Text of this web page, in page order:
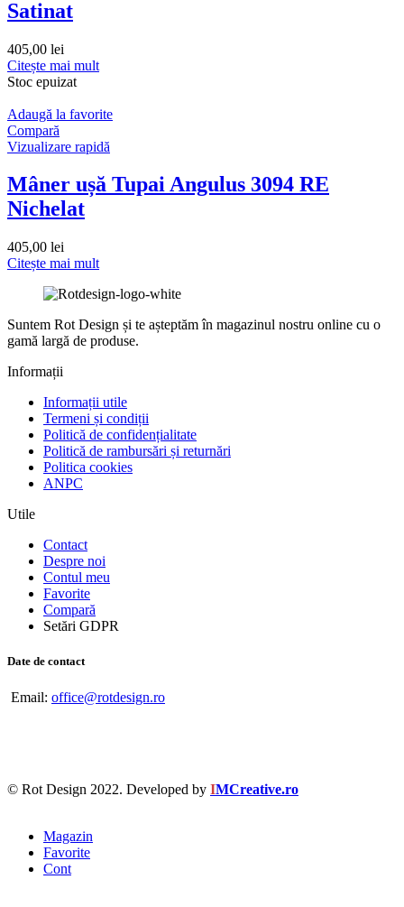
Satinat
405,00 lei
Citește mai mult
Stoc epuizat
Adaugă la favorite
Compară
Vizualizare rapidă
Mâner ușă Tupai Angulus 3094 RE
Nichelat
405,00 lei
Citește mai mult
Suntem Rot Design și te așteptăm în magazinul nostru online cu o
gamă largă de produse.
Informații
Informații utile
Termeni și condiții
Politică de confidențialitate
Politică de rambursări și returnări
Politica cookies
ANPC
Utile
Contact
Despre noi
Contul meu
Favorite
Compară
Setări GDPR
Date de contact
Email: office@rotdesign.ro
© Rot Design 2022. Developed by IMCreative.ro
Magazin
Favorite
Cont